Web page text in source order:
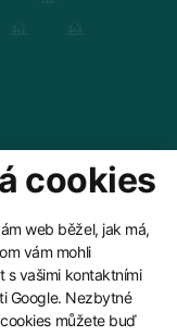
cookies
web běžel, jak má,
vám mohli
s vašimi kontaktními
Google. Nezbytné
můžete buď